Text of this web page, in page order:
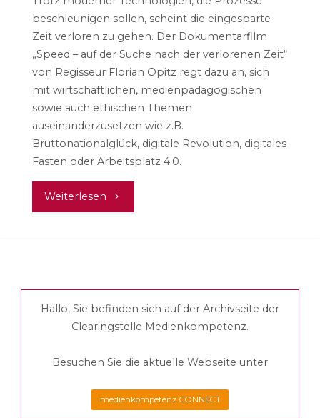
beschleunigen sollen, scheint die eingesparte
Zeit verloren zu gehen. Der Dokumentarfilm
„Speed – auf der Suche nach der verlorenen Zeit“
von Regisseur Florian Opitz regt dazu an, sich
mit wirtschaftlichen, medienpädagogischen
sowie auch ethischen Themen
auseinanderzusetzen wie z.B.
Bruttonationalglück, digitale Revolution, digitales
Fasten oder Arbeitsplatz 4.0.
Weiterlesen "Speed
der
verlorenen
Hallo, Sie befinden sich auf der Archivseite der
Clearingstelle Medienkompetenz.
Besuchen Sie die aktuelle Webseite unter
medienkompetenz CONNECT